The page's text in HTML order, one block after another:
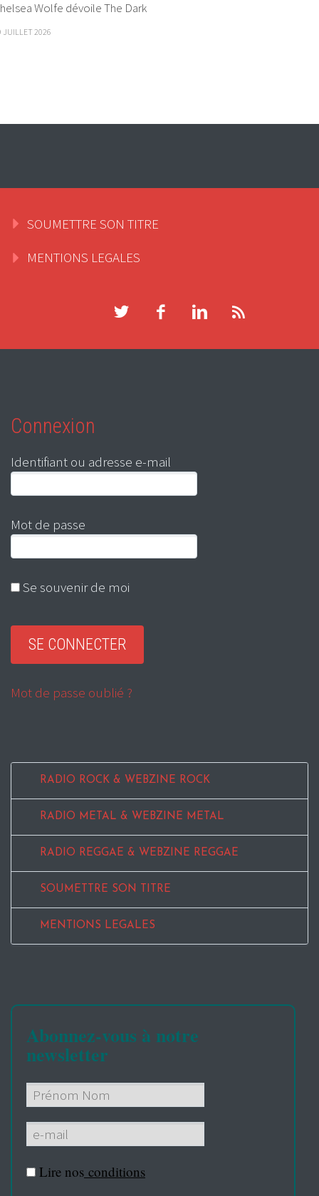
Wolfe dévoile The Dark
JUILLET 2026
SOUMETTRE SON TITRE
MENTIONS LEGALES
Connexion
Identifiant ou adresse e-mail
Mot de passe
Se souvenir de moi
Mot de passe oublié ?
RADIO ROCK & WEBZINE ROCK
RADIO METAL & WEBZINE METAL
RADIO REGGAE & WEBZINE REGGAE
SOUMETTRE SON TITRE
MENTIONS LEGALES
Abonnez-vous à notre
newsletter
Lire nos conditions